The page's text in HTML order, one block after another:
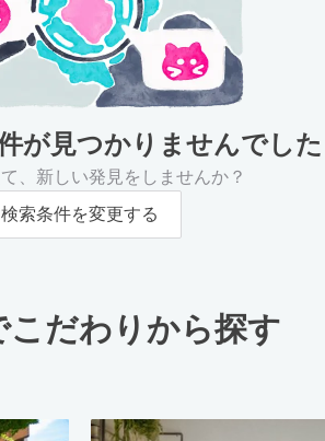
が見つかりませんでした
、新しい発見をしませんか？
検索条件を変更する
こだわりから探す